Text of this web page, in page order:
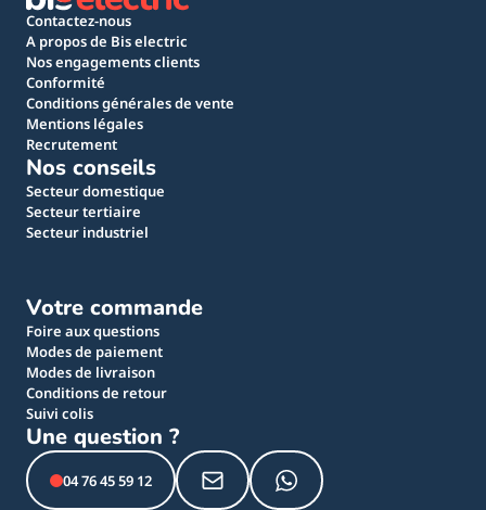
Contactez-nous
A propos de Bis electric
Nos engagements clients
Conformité
Conditions générales de vente
Mentions légales
Recrutement
Nos conseils
Secteur domestique
Secteur tertiaire
Secteur industriel
Votre commande
Foire aux questions
Modes de paiement
Modes de livraison
Conditions de retour
Suivi colis
Une question ?
04 76 45 59 12